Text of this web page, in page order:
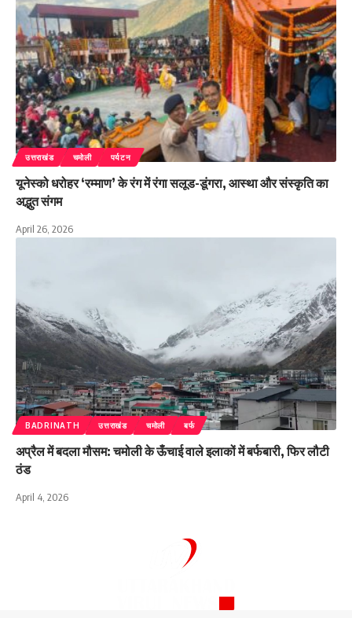
उत्तराखंड चमोली पर्यटन
यूनेस्को धरोहर ‘रम्माण’ के रंग में रंगा सलूड-डूंगरा, आस्था और संस्कृति का
अद्भुत संगम
April 26, 2026
BADRINATH उत्तराखंड चमोली बर्फ
अप्रैल में बदला मौसम: चमोली के ऊँचाई वाले इलाकों में बर्फबारी, फिर लौटी
ठंड
April 4, 2026